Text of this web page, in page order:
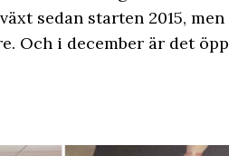
sedan starten 2015,
Och i december är det